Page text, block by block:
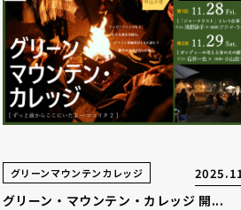
グリーンマウンテンカレッジ
グリーン・マウンテン・カレッジ 開...